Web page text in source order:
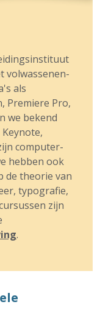
volwassenen­
als
Premiere Pro,
we bekend
computer­
hebben ook
de theorie van
typografie,
zijn
.